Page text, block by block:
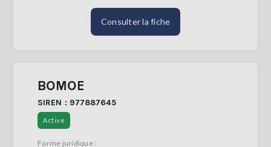
Consulter la fiche
BOMOE
SIREN : 977887645
Active
Forme juridique :